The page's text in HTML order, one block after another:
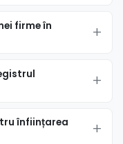
firme în
înființarea